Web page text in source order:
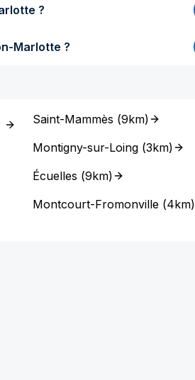
Marlotte ?
9 aout à Bourron-Marlotte ?
Saint-Mammès (9km)
Montigny-sur-Loing(3km)
Écuelles (9km)
Montcourt-Fromonville(4km)